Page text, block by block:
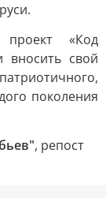
«Код
вносить свой
поколения
, репост